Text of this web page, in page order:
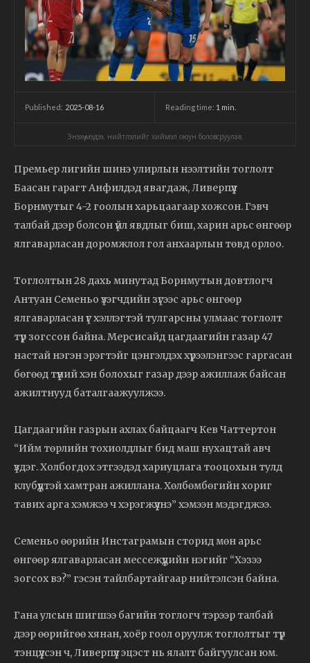
Published: 2025-08-16 Reading time: 1 min.
Энэхүү мэдээ, нийтлэлийг хиймэл оюун боловсруулав.
Премьер лигийн шинэ улирлын нээлтийн тоглолт
Баасан гарагт Анфилдэд явагдаж, Ливерпүүл
Борнмутыг 4-2 гоолын харьцаагаар хожсон. Гэвч
талбай дээр болсон үйл явдлыг биш, харин арьс өнгөөр
ялгаварласан доромжлол гол анхаарлын төвд орлоо.
Тоглолтын 28 дахь минутад Борнмутын довтлогч
Антуан Семеньо үзэгчдийн зүгээс арьс өнгөөр
ялгаварласан үг хэллэгтэй тулгарсны улмаас тоглолт
түр зогссон байна. Мерсисайд цагдаагийн газар 47
настай нэгэн эрэгтэйг цэнгэлдэх хүрээлэнгээс гаргасан
бөгөөд түүний хэн болохыг газар дээр ажиллаж байсан
ажилтнууд баталгаажуулжээ.
Цагдаагийн газрын ахлах байцаагч Кев Чаттертон
“Ийм төрлийн тохиолдлыг бид маш нухацтай авч
үздэг. Холбогдох этгээдэд хариуцлага тооцохын тулд
клубүүдтэй хамтран ажиллана. Хөлбөмбөгийн хориг
тавих арга хэмжээ ч хэрэгжүүлнэ” хэмээн мэдэгджээ.
Семеньо өөрийн Инстаграмын сторид мөн арьс
өнгөөр ялгаварласан мессежүүдийн нэгийг “Хэзээ
зогсох вэ?” гэсэн тайлбартайгаар нийтэлсэн байна.
Гана улсын шигшээ багийн тоглогч тэрээр талбай
дээр өөрийгөө хянан, хоёр гоол оруулж тоглолтыг түр
тэнцүүлсэн ч, Ливерпүүл эцэст нь ялалт байгуулсан юм.